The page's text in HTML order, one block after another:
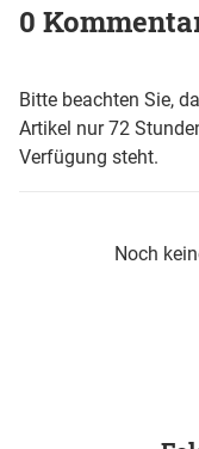
0
Bitte beachten Sie,
Artikel nur 72
Verfügung steht.
Noch